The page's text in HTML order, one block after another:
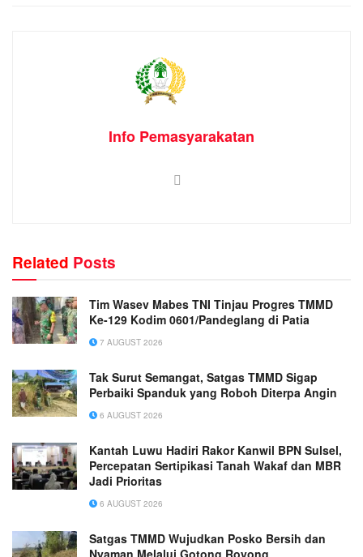
Info Pemasyarakatan
Related Posts
Tim Wasev Mabes TNI Tinjau Progres TMMD
Ke-129 Kodim 0601/Pandeglang di Patia
7 AUGUST 2026
Tak Surut Semangat, Satgas TMMD Sigap
Perbaiki Spanduk yang Roboh Diterpa Angin
6 AUGUST 2026
Kantah Luwu Hadiri Rakor Kanwil BPN Sulsel,
Percepatan Sertipikasi Tanah Wakaf dan MBR
Jadi Prioritas
6 AUGUST 2026
Satgas TMMD Wujudkan Posko Bersih dan